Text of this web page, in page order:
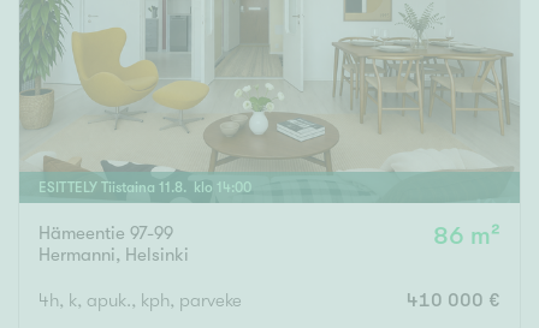
ESITTELY Tiistaina 11 .8. klo 14:00
Hämeentie 97-99
Hermanni, Helsinki
86 m²
4h, k, apuk., kph, parveke 410 000 €